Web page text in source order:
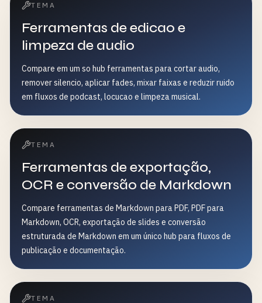
TEMA
Ferramentas de edicao e
limpeza de audio
Compare em um so hub ferramentas para cortar audio,
remover silencio, aplicar fades, mixar faixas e reduzir ruido
em fluxos de podcast, locucao e limpeza musical.
TEMA
Ferramentas de exportação,
OCR e conversão de Markdown
Compare ferramentas de Markdown para PDF, PDF para
Markdown, OCR, exportação de slides e conversão
estruturada de Markdown em um único hub para fluxos de
publicação e documentação.
TEMA